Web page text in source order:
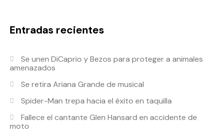
Entradas recientes
Se unen DiCaprio y Bezos para proteger a animales
amenazados
Se retira Ariana Grande de musical
Spider-Man trepa hacia el éxito en taquilla
Fallece el cantante Glen Hansard en accidente de
moto